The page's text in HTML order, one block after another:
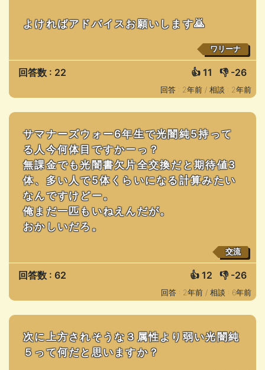
よければアドバイスお願いします🙇
ワリーナ
回答数 : 22 👍 11 👎 -26
回答 : 2年前 / 相談 : 2年前
サマナーズウォー6年生で光闇純5持って
る人今何体目ですかーっ？
無課金でも光闇書欠片全交換だと期待値3
体、多い人で5体くらいになる計算みたい
なんですけどー。
俺まだ一匹もいねえんだが。
おかしいだろ。
交流
回答数 : 62 👍 12 👎 -26
回答 : 2年前 / 相談 : 6年前
次に上方されそうな３属性より弱い光闇純
５って何だと思いますか？